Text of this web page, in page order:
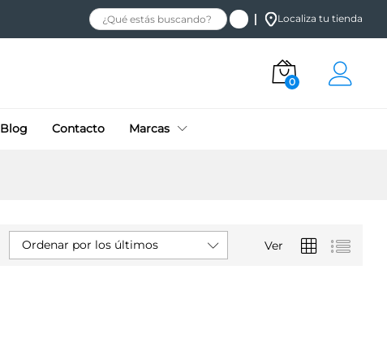
Localiza tu tienda
0
Blog Contacto Marcas
Ver
Ordenar por los últimos